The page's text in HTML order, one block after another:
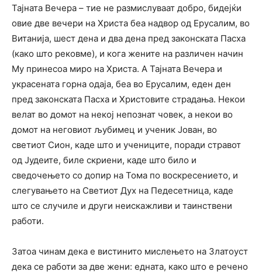
Тајната Вечера – тие не размислуваат добро, бидејќи
овие две вечери на Христа беа надвор од Ерусалим, во
Витанија, шест дена и два дена пред законската Пасха
(како што рековме), и кога жените на различен начин
Му принесоа миро на Христа. А Тајната Вечера и
украсената горна одаја, беа во Ерусалим, еден ден
пред законската Пасха и Христовите страдања. Некои
велат во домот на некој непознат човек, а некои во
домот на неговиот љубимец и ученик Јован, во
светиот Сион, каде што и учениците, поради стравот
од Јудеите, биле скриени, каде што било и
сведочењето со допир на Тома по воскресението, и
слегувањето на Светиот Дух на Педесетница, каде
што се случиле и други неискажливи и таинствени
работи.
Затоа чинам дека е вистинито мислењето на Златоуст
дека се работи за две жени: едната, како што е речено